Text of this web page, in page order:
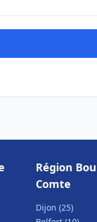
Région
Comte
Dijon (25)